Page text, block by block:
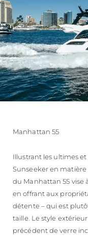
Manhattan 55
Illustrant les ultimes
Sunseeker en
du Manhattan 55 vise
en offrant aux
détente – qui est
taille. Le style
précédent de verre